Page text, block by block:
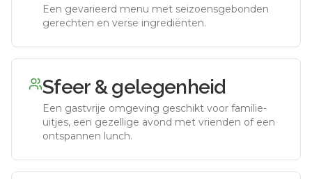
Een gevarieerd menu met seizoensgebonden
gerechten en verse ingrediënten.
Sfeer & gelegenheid
Een gastvrije omgeving geschikt voor familie-
uitjes, een gezellige avond met vrienden of een
ontspannen lunch.